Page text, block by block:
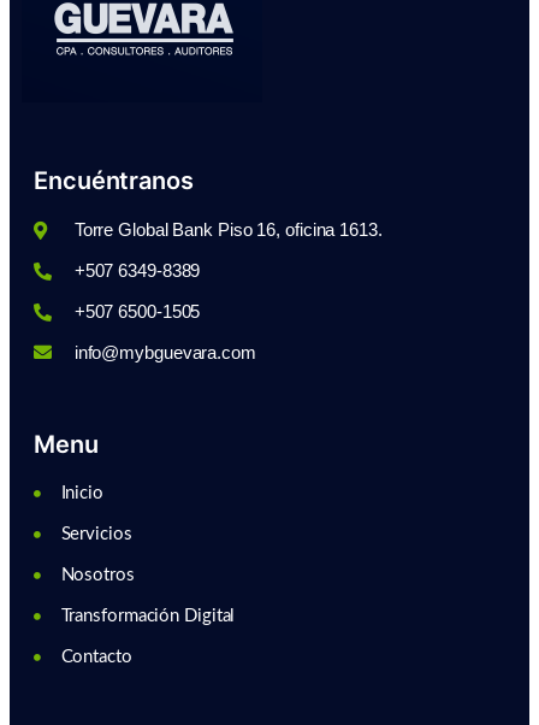
Encuéntranos
Torre Global Bank Piso 16, oficina 1613.
+507 6349-8389
+507 6500-1505
info@mybguevara.com
Menu
Inicio
Servicios
Nosotros
Transformación Digital
Contacto